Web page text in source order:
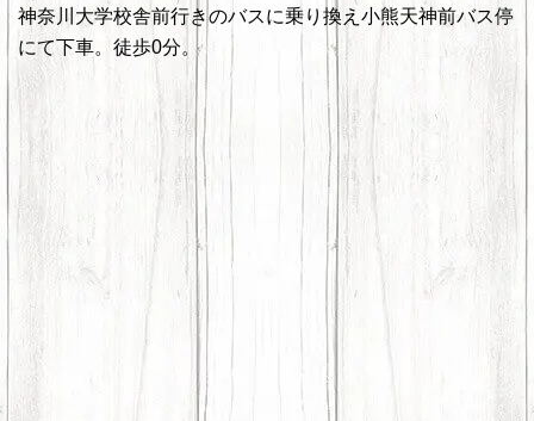
神奈川大学校舎前行きのバスに乗り換え小熊天神前バス停
にて下車。徒歩0分。